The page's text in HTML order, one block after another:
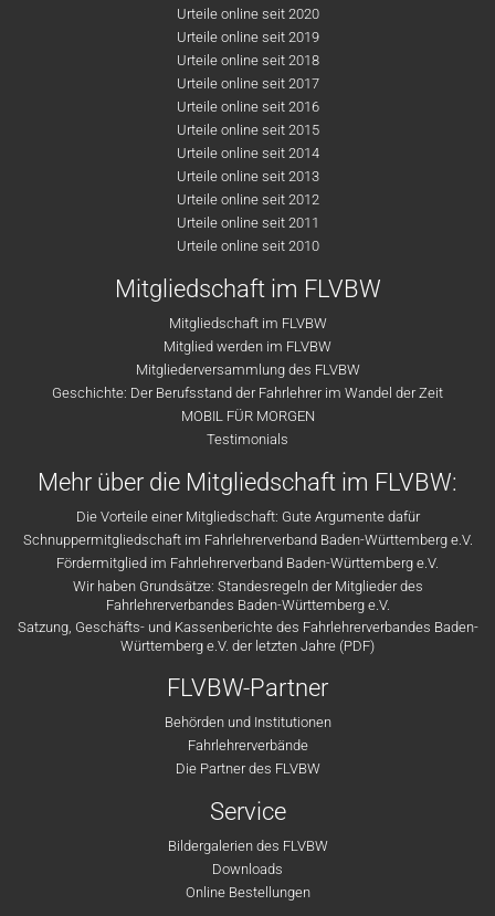
Urteile online seit 2020
Urteile online seit 2019
Urteile online seit 2018
Urteile online seit 2017
Urteile online seit 2016
Urteile online seit 2015
Urteile online seit 2014
Urteile online seit 2013
Urteile online seit 2012
Urteile online seit 2011
Urteile online seit 2010
Mitgliedschaft im FLVBW
Mitgliedschaft im FLVBW
Mitglied werden im FLVBW
Mitgliederversammlung des FLVBW
Geschichte: Der Berufsstand der Fahrlehrer im Wandel der Zeit
MOBIL FÜR MORGEN
Testimonials
Mehr über die Mitgliedschaft im FLVBW:
Die Vorteile einer Mitgliedschaft: Gute Argumente dafür
Schnuppermitgliedschaft im Fahrlehrerverband Baden-Württemberg e.V.
Fördermitglied im Fahrlehrerverband Baden-Württemberg e.V.
Wir haben Grundsätze: Standesregeln der Mitglieder des
Fahrlehrerverbandes Baden-Württemberg e.V.
Satzung, Geschäfts- und Kassenberichte des Fahrlehrerverbandes Baden-
Württemberg e.V. der letzten Jahre (PDF)
FLVBW-Partner
Behörden und Institutionen
Fahrlehrerverbände
Die Partner des FLVBW
Service
Bildergalerien des FLVBW
Downloads
Online Bestellungen